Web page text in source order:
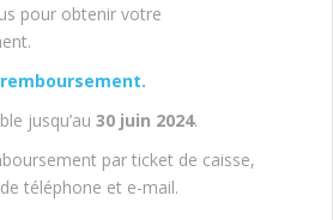
pour obtenir votre
jusqu’au 30 juin 2024.
par ticket de caisse,
téléphone et e-mail.